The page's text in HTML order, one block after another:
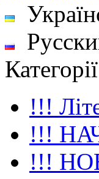
Категорії
!!!
!!!
!!!